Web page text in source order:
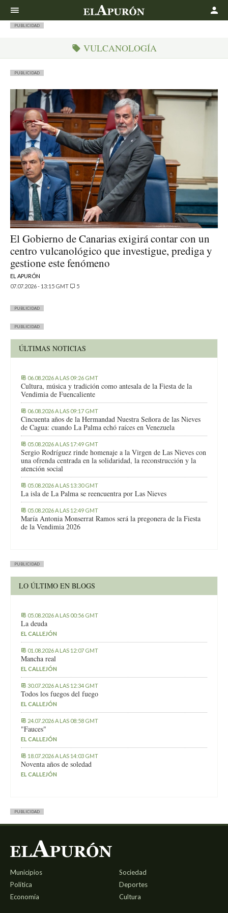
PUBLICIDAD
VULCANOLOGÍA
PUBLICIDAD
El Gobierno de Canarias exigirá contar con un
centro vulcanológico que investigue, prediga y
gestione este fenómeno
EL APURÓN
07.07.2026 - 13:15 GMT
5
PUBLICIDAD
PUBLICIDAD
ÚLTIMAS NOTICIAS
06.08.2026 A LAS 09:26 GMT
Cultura, música y tradición como antesala de la Fiesta de la
Vendimia de Fuencaliente
06.08.2026 A LAS 09:17 GMT
Cincuenta años de la Hermandad Nuestra Señora de las Nieves
de Cagua: cuando La Palma echó raíces en Venezuela
05.08.2026 A LAS 17:49 GMT
Sergio Rodríguez rinde homenaje a la Virgen de Las Nieves con
una ofrenda centrada en la solidaridad, la reconstrucción y la
atención social
05.08.2026 A LAS 13:30 GMT
La isla de La Palma se reencuentra por Las Nieves
05.08.2026 A LAS 12:49 GMT
María Antonia Monserrat Ramos será la pregonera de la Fiesta
de la Vendimia 2026
PUBLICIDAD
LO ÚLTIMO EN BLOGS
05.08.2026 A LAS 00:56 GMT
La deuda
EL CALLEJÓN
01.08.2026 A LAS 12:07 GMT
Mancha real
EL CALLEJÓN
30.07.2026 A LAS 12:34 GMT
Todos los fuegos del fuego
EL CALLEJÓN
24.07.2026 A LAS 08:58 GMT
"Fauces"
EL CALLEJÓN
18.07.2026 A LAS 14:03 GMT
Noventa años de soledad
EL CALLEJÓN
PUBLICIDAD
Municipios
Política
Economía
Sociedad
Deportes
Cultura